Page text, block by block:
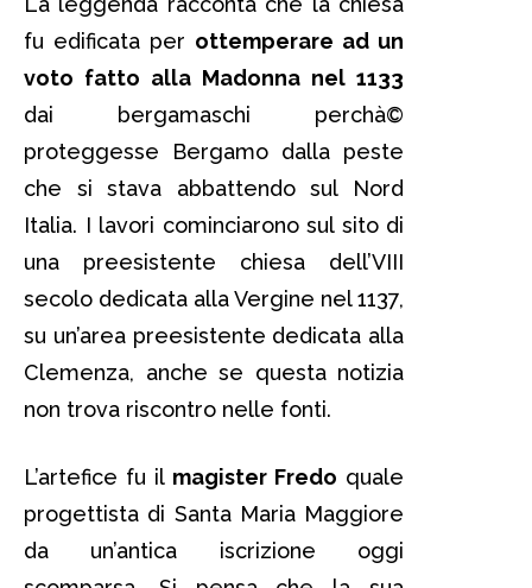
fu edificata per ottemperare ad un
voto fatto alla Madonna nel 1133
dai bergamaschi perchà©
proteggesse Bergamo dalla peste
che si stava abbattendo sul Nord
Italia. I lavori cominciarono sul sito di
una preesistente chiesa dell’VIII
secolo dedicata alla Vergine nel 1137,
su un’area preesistente dedicata alla
Clemenza, anche se questa notizia
non trova riscontro nelle fonti.
L’artefice fu il magister Fredo quale
progettista di Santa Maria Maggiore
da un’antica iscrizione oggi